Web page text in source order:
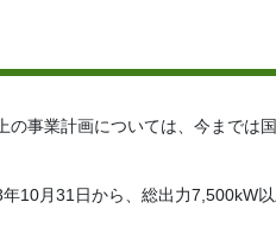
事業計画については、今までは
10月31日から、総出力7,500kW